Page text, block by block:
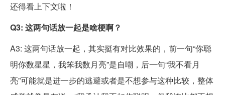
还得看上下文啦！
Q3: 这两句话放一起是啥梗啊？
A3: 这两句话放一起，其实挺有对比效果的，前一句“你聪
明你数星星，我笨我数月亮”是自嘲，后一句“我不看月
亮”可能就是进一步的逃避或者是不想参与这种比较，整体